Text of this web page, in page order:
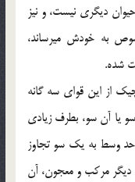
ديگري نيست، و نيز
به خودش ميرساند،
شده.
از اين قواي سه گانه
يا آن سو، بطرف زيادي
حد وسط به يك سو تجاوز
مركب و معجون، آن